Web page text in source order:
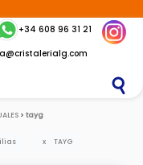
+34 608 96 31 21
tayg
TAYG